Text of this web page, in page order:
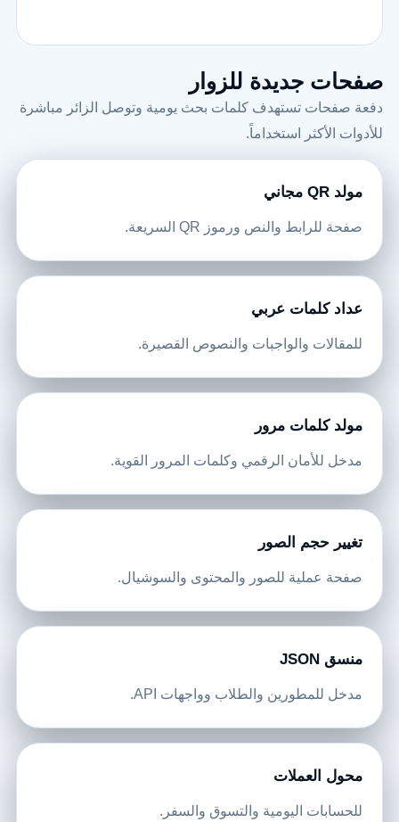
صفحات جديدة للزوار
دفعة صفحات تستهدف كلمات بحث يومية وتوصل الزائر مباشرة
للأدوات الأكثر استخداماً.
مولد QR مجاني
صفحة للرابط والنص ورموز QR السريعة.
عداد كلمات عربي
للمقالات والواجبات والنصوص القصيرة.
مولد كلمات مرور
مدخل للأمان الرقمي وكلمات المرور القوية.
تغيير حجم الصور
صفحة عملية للصور والمحتوى والسوشيال.
منسق JSON
مدخل للمطورين والطلاب وواجهات API.
محول العملات
للحسابات اليومية والتسوق والسفر.